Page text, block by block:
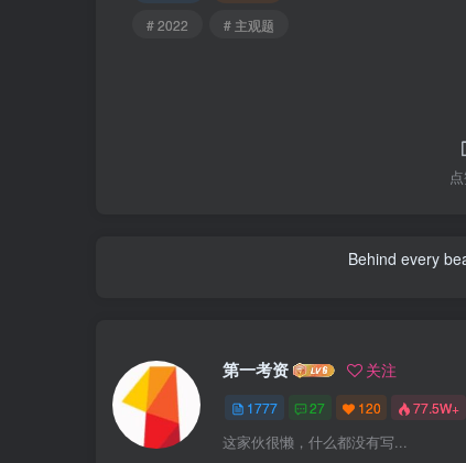
# 2022
# 主观题
Behind every
第一考资 关注
1777 27 120 77.5W+
这家伙很懒，什么都没有写...